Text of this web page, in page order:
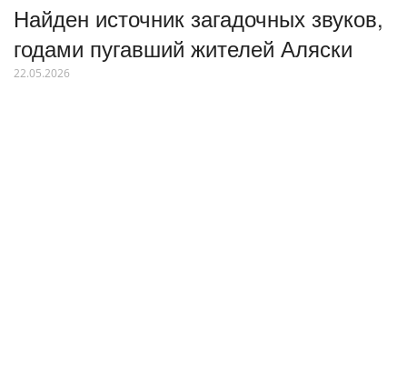
Найден источник загадочных звуков,
годами пугавший жителей Аляски
22.05.2026